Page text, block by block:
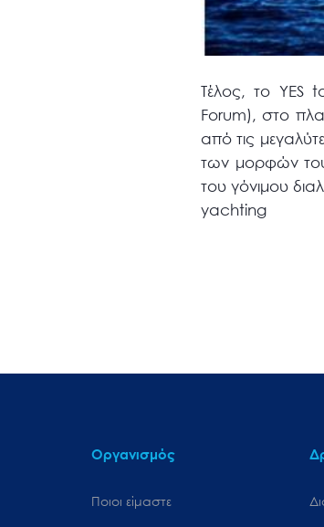
Τέλος, το YES
Forum), στο
από τις
των μορφών του
του γόνιμου
yachting
Οργανισμός
Ποιοι είμαστε